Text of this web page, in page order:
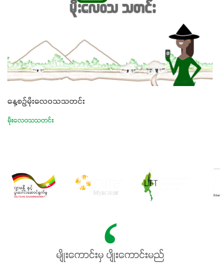
နေ့စဉ်မိုးလေဝသသတင်း
မိုးလေဝသသတင်း
မျိုးကောင်းမှ ပျိုးကောင်းမည်